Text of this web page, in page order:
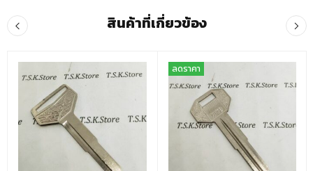
สินค้าที่เกี่ยวข้อง
ลดราคา